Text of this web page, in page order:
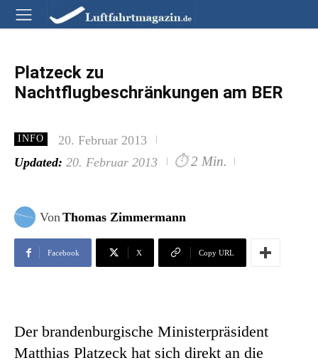
Platzeck zu
Nachtflugbeschränkungen am BER
INFO
20. Februar 2013
Updated: 20. Februar 2013 ⏱ 2 Min.
VonThomas Zimmermann
Facebook X Copy URL
Der brandenburgische Ministerpräsident
Matthias Platzeck hat sich direkt an die